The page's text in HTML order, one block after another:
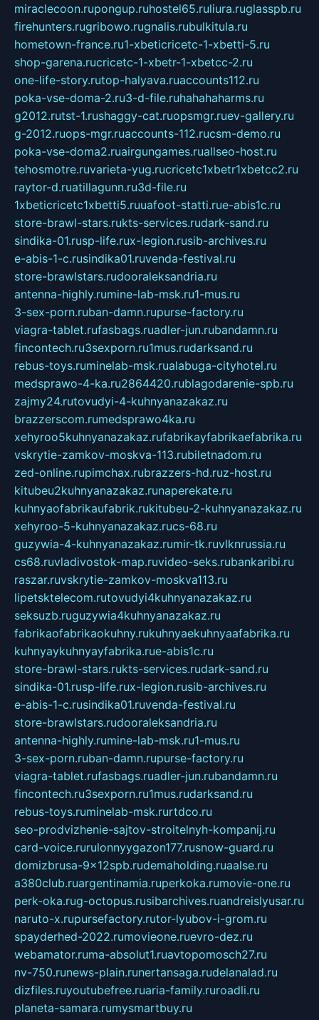
miraclecoon.rupongup.ruhostel65.ruliura.ruglasspb.ru
firehunters.rugribowo.rugnalis.rubulkitula.ru
hometown-france.ru1-xbeticricetc-1-xbetti-5.ru
shop-garena.rucricetc-1-xbetr-1-xbetcc-2.ru
one-life-story.rutop-halyava.ruaccounts112.ru
poka-vse-doma-2.ru3-d-file.ruhahahaharms.ru
g2012.rutst-1.rushaggy-cat.ruopsmgr.ruev-gallery.ru
g-2012.ruops-mgr.ruaccounts-112.rucsm-demo.ru
poka-vse-doma2.ruairgungames.ruallseo-host.ru
tehosmotre.ruvarieta-yug.rucricetc1xbetr1xbetcc2.ru
raytor-d.ruatillagunn.ru3d-file.ru
1xbeticricetc1xbetti5.ruuafoot-statti.rue-abis1c.ru
store-brawl-stars.rukts-services.rudark-sand.ru
sindika-01.rusp-life.rux-legion.rusib-archives.ru
e-abis-1-c.rusindika01.ruvenda-festival.ru
store-brawlstars.rudooraleksandria.ru
antenna-highly.rumine-lab-msk.ru1-mus.ru
3-sex-porn.ruban-damn.rupurse-factory.ru
viagra-tablet.rufasbags.ruadler-jun.rubandamn.ru
fincontech.ru3sexporn.ru1mus.rudarksand.ru
rebus-toys.ruminelab-msk.rualabuga-cityhotel.ru
medsprawo-4-ka.ru2864420.rublagodarenie-spb.ru
zajmy24.rutovudyi-4-kuhnyanazakaz.ru
brazzerscom.rumedsprawo4ka.ru
xehyroo5kuhnyanazakaz.rufabrikayfabrikaefabrika.ru
vskrytie-zamkov-moskva-113.rubiletnadom.ru
zed-online.rupimchax.rubrazzers-hd.ruz-host.ru
kitubeu2kuhnyanazakaz.runaperekate.ru
kuhnyaofabrikaufabrik.rukitubeu-2-kuhnyanazakaz.ru
xehyroo-5-kuhnyanazakaz.rucs-68.ru
guzywia-4-kuhnyanazakaz.rumir-tk.ruvlknrussia.ru
cs68.ruvladivostok-map.ruvideo-seks.rubankaribi.ru
raszar.ruvskrytie-zamkov-moskva113.ru
lipetsktelecom.rutovudyi4kuhnyanazakaz.ru
seksuzb.ruguzywia4kuhnyanazakaz.ru
fabrikaofabrikaokuhny.rukuhnyaekuhnyaafabrika.ru
kuhnyaykuhnyayfabrika.rue-abis1c.ru
store-brawl-stars.rukts-services.rudark-sand.ru
sindika-01.rusp-life.rux-legion.rusib-archives.ru
e-abis-1-c.rusindika01.ruvenda-festival.ru
store-brawlstars.rudooraleksandria.ru
antenna-highly.rumine-lab-msk.ru1-mus.ru
3-sex-porn.ruban-damn.rupurse-factory.ru
viagra-tablet.rufasbags.ruadler-jun.rubandamn.ru
fincontech.ru3sexporn.ru1mus.rudarksand.ru
rebus-toys.ruminelab-msk.rurtdco.ru
seo-prodvizhenie-sajtov-stroitelnyh-kompanij.ru
card-voice.rurulonnyygazon177.rusnow-guard.ru
domizbrusa-9x12spb.rudemaholding.ruaalse.ru
a380club.ruargentinamia.ruperkoka.rumovie-one.ru
perk-oka.rug-octopus.rusibarchives.ruandreislyusar.ru
naruto-x.rupursefactory.rutor-lyubov-i-grom.ru
spayderhed-2022.rumovieone.ruevro-dez.ru
webamator.ruma-absolut1.ruavtopomosch27.ru
nv-750.runews-plain.runertansaga.rudelanalad.ru
dizfiles.ruyoutubefree.ruaria-family.ruroadli.ru
planeta-samara.rumysmartbuy.ru